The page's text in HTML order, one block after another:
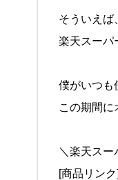
そういえば
楽天スーパ
僕がいつも
この期間に
＼楽天スー
[商品リンク]